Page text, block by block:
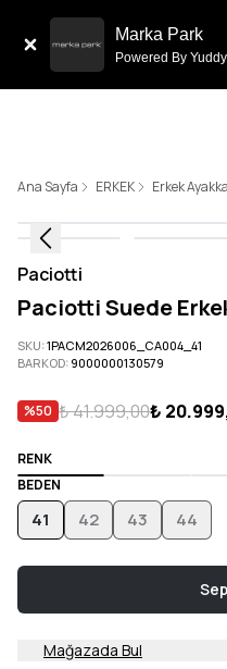
Marka Park
Powered By Yuddy
Ana Sayfa ERKEK Erkek
Paciotti
Paciotti Suede
SKU:1PACM2026006_CA004_41
BARKOD: 9000000130579
%50 ₺ 41.999,00₺
RENK
BEDEN
41 42 43 44
Mağazada Bul